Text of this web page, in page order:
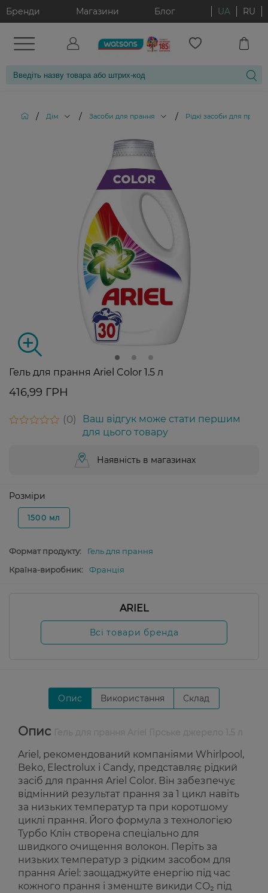
Бренди Магазини Блог UA RU
/ Дім / Засоби для прання / Рідкі засоби для прання
Гель для прання Ariel Color 1.5 л
416,99 ГРН
0
Ваш відгук може стати першим
для цього товару
Наявність в магазинах
Розміри
1500 мл
Формат продукту:
Гель для прання
Країна-виробник:
Франція
ARIEL
Всі товари бренда
Опис Використання Склад
Опис
Ariel, рекомендований компаніями Whirlpool,
Beko, Electrolux і Candy, представляє рідкий
засіб для прання Ariel Color. Він забезпечує
відмінний результат прання за 1 цикл навіть
за низьких температур та при коротшому
циклі прання. Його формула з технологією
Турбо Клін створена спеціально для
швидкого очищення волокон. Періть за
низьких температур з рідким засобом для
прання Ariel: заощаджуйте енергію під час
кожного прання і зменште викиди CO₂ під